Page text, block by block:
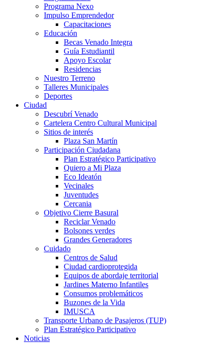
Programa Nexo
Impulso Emprendedor
Capacitaciones
Educación
Becas Venado Integra
Guía Estudiantil
Apoyo Escolar
Residencias
Nuestro Terreno
Talleres Municipales
Deportes
Ciudad
Descubrí Venado
Cartelera Centro Cultural Municipal
Sitios de interés
Plaza San Martín
Participación Ciudadana
Plan Estratégico Participativo
Quiero a Mi Plaza
Eco Ideatón
Vecinales
Juventudes
Cercania
Objetivo Cierre Basural
Reciclar Venado
Bolsones verdes
Grandes Generadores
Cuidado
Centros de Salud
Ciudad cardioprotegida
Equipos de abordaje territorial
Jardines Materno Infantiles
Consumos problemáticos
Buzones de la Vida
IMUSCA
Transporte Urbano de Pasajeros (TUP)
Plan Estratégico Participativo
Noticias